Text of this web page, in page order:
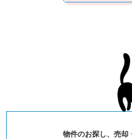
物件のお探し、売却